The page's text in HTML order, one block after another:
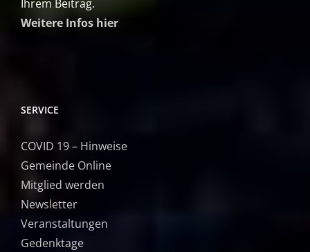
Ihrem Beitrag.
Weitere Infos hier
SERVICE
COVID 19 – Hinweise
Gemeinde Online
Mitglied werden
Newsletter
Veranstaltungen
Gedenktage